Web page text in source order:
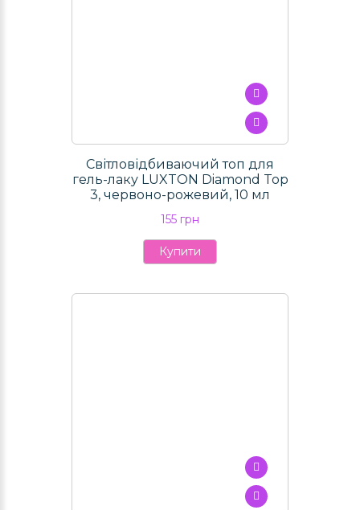
Світловідбиваючий топ для
гель-лаку LUXTON Diamond Top
3, червоно-рожевий, 10 мл
155 грн
Купити